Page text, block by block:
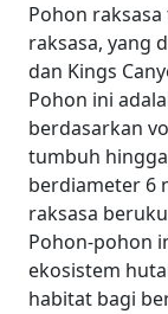
Pohon
raksasa, yang
dan Kings
Pohon ini
berdasarkan
tumbuh
berdiameter 6
raksasa
Pohon-pohon
ekosistem
habitat bagi